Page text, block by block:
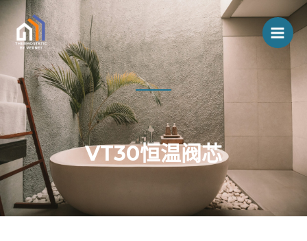
Aller
au
contenu
主
菜
单
VT30恒温阀芯